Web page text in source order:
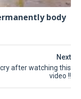
body
Next
after watching this
video !!